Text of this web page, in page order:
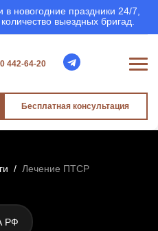
новогодние праздники 24/7,
выездных бригад.
442-64-20
Бесплатная консультация
/ Лечение ПТСР
РФ